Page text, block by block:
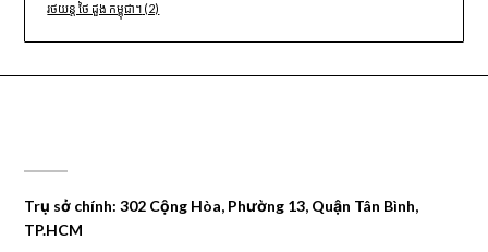
រថយន្ត ថៃ ដួង កម្ពុជា។ (2)
Trụ sở chính: 302 Cộng Hòa, Phường 13, Quận Tân Bình,
TP.HCM